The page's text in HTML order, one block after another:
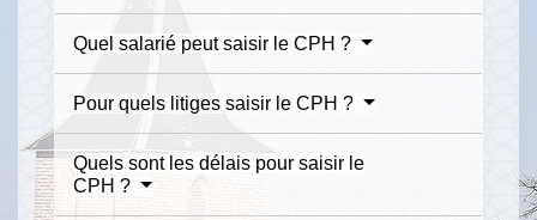
Quel salarié peut saisir le CPH ?
Pour quels litiges saisir le CPH ?
Quels sont les délais pour saisir le
CPH ?